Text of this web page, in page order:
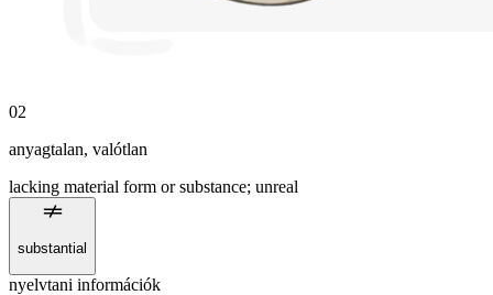
02
anyagtalan, valótlan
lacking material form or substance; unreal
substantial
nyelvtani információk